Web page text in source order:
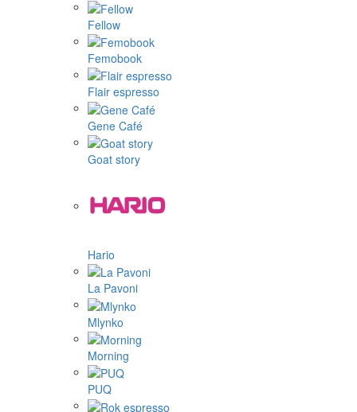
Fellow
Femobook
Flair espresso
Gene Café
Goat story
Hario
La Pavoni
Mlynko
Morning
PUQ